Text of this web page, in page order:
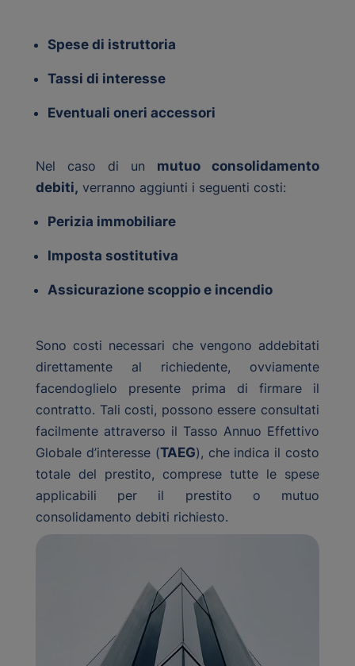
Spese di istruttoria
Tassi di interesse
Eventuali oneri accessori
Nel caso di un mutuo consolidamento
debiti, verranno aggiunti i seguenti costi:
Perizia immobiliare
Imposta sostitutiva
Assicurazione scoppio e incendio
Sono costi necessari che vengono addebitati
direttamente al richiedente, ovviamente
facendoglielo presente prima di firmare il
contratto. Tali costi, possono essere consultati
facilmente attraverso il Tasso Annuo Effettivo
Globale d’interesse (TAEG), che indica il costo
totale del prestito, comprese tutte le spese
applicabili per il prestito o mutuo
consolidamento debiti richiesto.